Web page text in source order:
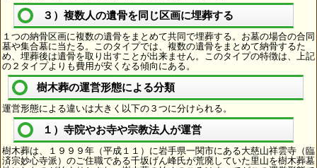
３）複数人の遺骨を同じ区画に埋葬する
１つの納骨区画に複数の遺骨をまとめて共同で埋葬する。お墓の場合の合同
墓や集合墓に当たる。このタイプでは、複数の遺骨をまとめて納骨するた
め、埋葬後は遺骨を取り出すことが出来ません。このタイプの特徴は、上記
の２タイプよりも費用が安くなる傾向にある。
樹木葬の運営形態による分類
運営形態による違いは大きく以下の３つに分けられる。
１）寺院やお寺や宗教法人が運営
樹木葬は、１９９９年（平成１１）に岩手県一関市にある大慈山祥雲寺（臨
済宗妙心寺派）のご住職である千坂げん峰氏が荒廃していた里山を樹木葬墓